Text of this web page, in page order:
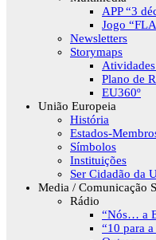
APP “3
Jogo
Newsletters
Storymaps
Plano de
EU360º
União Europeia
História
Estados-
Símbolos
Instituições
Ser Cidadão da
Media / Comunicação
Rádio
“Nós… a
“10 para